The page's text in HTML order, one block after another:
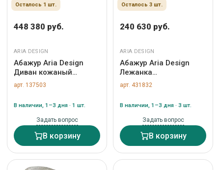
Осталось 1 шт.
448 380 руб.
ARIA DESIGN
Абажур Aria Design
Диван кожаный
СИНЕМА/Cinema арт.
ZN-137503
арт. 137503
В наличии, 1–3 дня · 1 шт.
Задать вопрос
В корзину
Осталось 3 шт.
240 630 руб.
ARIA DESIGN
Абажур Aria Design
Лежанка
ВЕРОНА/VERONA арт.
ZN-431832
арт. 431832
В наличии, 1–3 дня · 3 шт.
Задать вопрос
В корзину